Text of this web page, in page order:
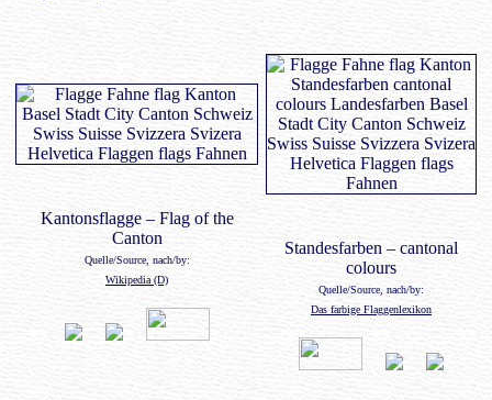
Kantonsflagge – Flag of the
Canton
Quelle/Source, nach/by:
Wikipedia (D)
Standesfarben – cantonal
colours
Quelle/Source, nach/by:
Das farbige Flaggenlexikon